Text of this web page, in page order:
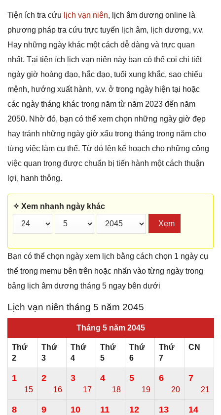
Tiện ích tra cứu lịch vạn niên, lịch âm dương online là
phương pháp tra cứu trực tuyến lịch âm, lịch dương, v.v.
Hay những ngày khác một cách dễ dàng và trực quan
nhất. Tại tiện ích lịch vạn niên này bạn có thể coi chi tiết
ngày giờ hoàng đạo, hắc đạo, tuổi xung khắc, sao chiếu
mệnh, hướng xuất hành, v.v. ở trong ngày hiện tại hoặc
các ngày tháng khác trong năm từ năm 2023 đến năm
2050. Nhờ đó, bạn có thể xem chọn những ngày giờ đẹp
hay tránh những ngày giờ xấu trong tháng trong năm cho
từng việc làm cụ thể. Từ đó lên kế hoạch cho những công
việc quan trọng được chuẩn bị tiến hành một cách thuận
lợi, hanh thông.
✧ Xem nhanh ngày khác
Xem
Bạn có thể chọn ngày xem lịch bằng cách chọn 1 ngày cụ
thể trong memu bên trên hoặc nhấn vào từng ngày trong
bảng lịch âm dương tháng 5 ngay bên dưới
Lịch vạn niên tháng 5 năm 2045
Tháng 5 năm 2045
Thứ
2
Thứ
3
Thứ
4
Thứ
5
Thứ
6
Thứ
7
CN
1
15
2
16
3
17
4
18
5
19
6
20
7
21
8 9 10 11 12 13 14